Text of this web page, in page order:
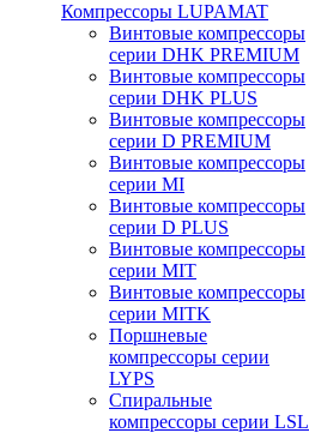
Компрессоры LUPAMAT
Винтовые компрессоры
серии DHK PREMIUM
Винтовые компрессоры
серии DHK PLUS
Винтовые компрессоры
серии D PREMIUM
Винтовые компрессоры
серии MI
Винтовые компрессоры
серии D PLUS
Винтовые компрессоры
серии MIT
Винтовые компрессоры
серии MITK
Поршневые
компрессоры серии
LYPS
Спиральные
компрессоры серии LSL